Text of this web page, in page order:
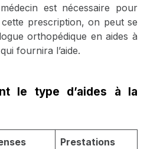
est nécessaire pour
prescription, on peut se
orthopédique en aides à
fournira l’aide.
le type d’aides à la
Prestations